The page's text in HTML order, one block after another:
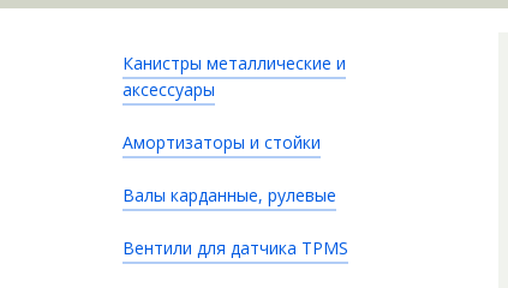
Канистры металлические и
аксессуары
Амортизаторы и стойки
Валы карданные, рулевые
Вентили для датчика TPMS